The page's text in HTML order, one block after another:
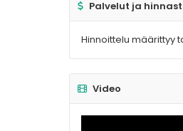
Palvelut ja
Hinnoittelu määrittyy
Video